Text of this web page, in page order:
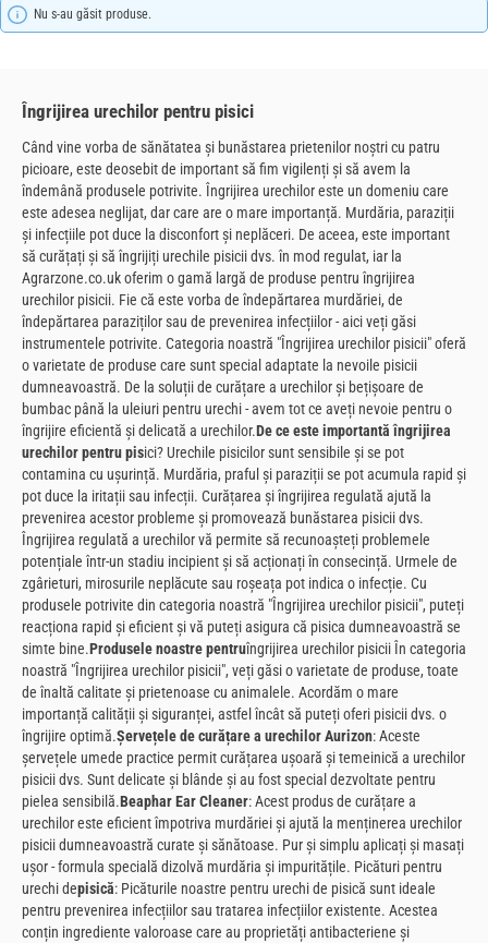
Nu s-au găsit produse.
Îngrijirea urechilor pentru pisici
Când vine vorba de sănătatea și bunăstarea prietenilor noștri cu patru
picioare, este deosebit de important să fim vigilenți și să avem la
îndemână produsele potrivite. Îngrijirea urechilor este un domeniu care
este adesea neglijat, dar care are o mare importanță. Murdăria, paraziții
și infecțiile pot duce la disconfort și neplăceri. De aceea, este important
să curățați și să îngrijiți urechile pisicii dvs. în mod regulat, iar la
Agrarzone.co.uk oferim o gamă largă de produse pentru îngrijirea
urechilor pisicii. Fie că este vorba de îndepărtarea murdăriei, de
îndepărtarea paraziților sau de prevenirea infecțiilor - aici veți găsi
instrumentele potrivite. Categoria noastră "Îngrijirea urechilor pisicii" oferă
o varietate de produse care sunt special adaptate la nevoile pisicii
dumneavoastră. De la soluții de curățare a urechilor și bețișoare de
bumbac până la uleiuri pentru urechi - avem tot ce aveți nevoie pentru o
îngrijire eficientă și delicată a urechilor.De ce este importantă îngrijirea
urechilor pentru pisici? Urechile pisicilor sunt sensibile și se pot
contamina cu ușurință. Murdăria, praful și paraziții se pot acumula rapid și
pot duce la iritații sau infecții. Curățarea și îngrijirea regulată ajută la
prevenirea acestor probleme și promovează bunăstarea pisicii dvs.
Îngrijirea regulată a urechilor vă permite să recunoașteți problemele
potențiale într-un stadiu incipient și să acționați în consecință. Urmele de
zgârieturi, mirosurile neplăcute sau roșeața pot indica o infecție. Cu
produsele potrivite din categoria noastră "Îngrijirea urechilor pisicii", puteți
reacționa rapid și eficient și vă puteți asigura că pisica dumneavoastră se
simte bine.Produsele noastre pentruîngrijirea urechilor pisicii În categoria
noastră "Îngrijirea urechilor pisicii", veți găsi o varietate de produse, toate
de înaltă calitate și prietenoase cu animalele. Acordăm o mare
importanță calității și siguranței, astfel încât să puteți oferi pisicii dvs. o
îngrijire optimă.Șervețele de curățare a urechilor Aurizon: Aceste
șervețele umede practice permit curățarea ușoară și temeinică a urechilor
pisicii dvs. Sunt delicate și blânde și au fost special dezvoltate pentru
pielea sensibilă.Beaphar Ear Cleaner: Acest produs de curățare a
urechilor este eficient împotriva murdăriei și ajută la menținerea urechilor
pisicii dumneavoastră curate și sănătoase. Pur și simplu aplicați și masați
ușor - formula specială dizolvă murdăria și impuritățile. Picături pentru
urechi depisică: Picăturile noastre pentru urechi de pisică sunt ideale
pentru prevenirea infecțiilor sau tratarea infecțiilor existente. Acestea
conțin ingrediente valoroase care au proprietăți antibacteriene și